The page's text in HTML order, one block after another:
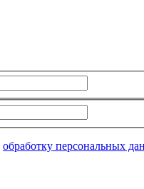
обработку персональных